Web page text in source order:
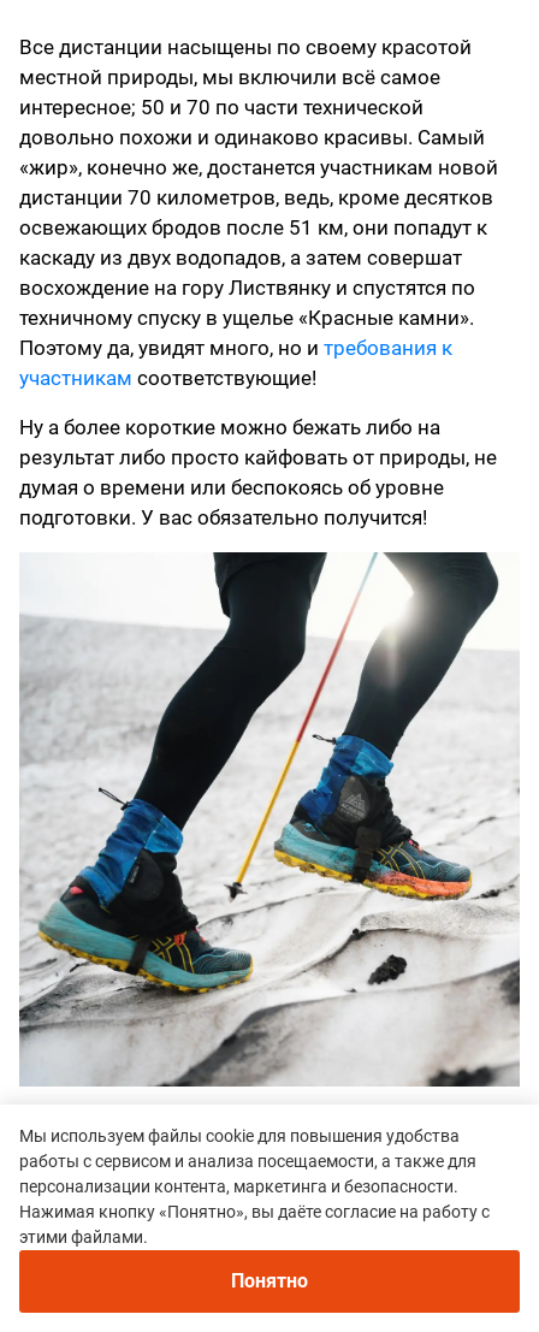
Все дистанции насыщены по своему красотой
местной природы, мы включили всё самое
интересное; 50 и 70 по части технической
довольно похожи и одинаково красивы. Самый
«жир», конечно же, достанется участникам новой
дистанции 70 километров, ведь, кроме десятков
освежающих бродов после 51 км, они попадут к
каскаду из двух водопадов, а затем совершат
восхождение на гору Листвянку и спустятся по
техничному спуску в ущелье «Красные камни».
Поэтому да, увидят много, но и требования к
участникам соответствующие!
Ну а более короткие можно бежать либо на
результат либо просто кайфовать от природы, не
думая о времени или беспокоясь об уровне
подготовки. У вас обязательно получится!
исходя из особенностей?
Кроссовки в идеале должны быть устойчивыми на
камнях, особенно - мокрых. На нестабильных
поверхностях и спусках. Протектор грязевой там
не обязателен, нужен нормальный, универсальный
для камней и твердых поверхностей. С хорошей
Мы используем файлы cookie для повышения удобства
работы с сервисом и анализа посещаемости, а также для
персонализации контента, маркетинга и безопасности.
Нажимая кнопку «Понятно», вы даёте согласие на работу с
этими файлами.
Понятно